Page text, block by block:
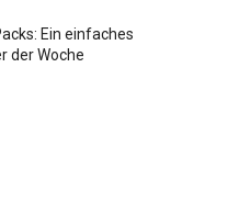
Ein einfaches
der Woche